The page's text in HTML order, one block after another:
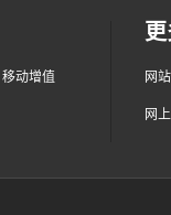
移动增值 网
网